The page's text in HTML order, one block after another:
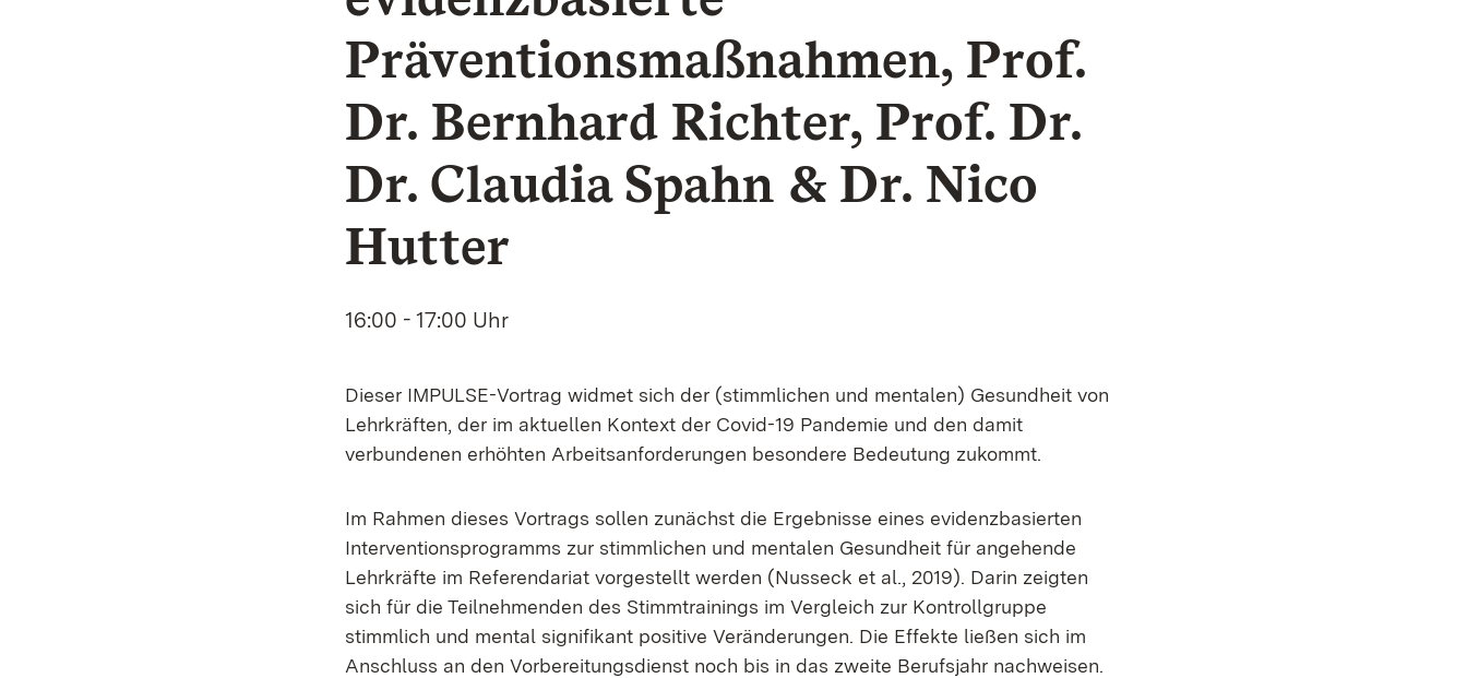
Präventionsmaßnahmen, Prof.
Dr. Bernhard Richter, Prof. Dr.
Dr. Claudia Spahn & Dr. Nico
Hutter
16:00 - 17:00 Uhr
Dieser IMPULSE-Vortrag widmet sich der (stimmlichen und mentalen) Gesundheit von
Lehrkräften, der im aktuellen Kontext der Covid-19 Pandemie und den damit
verbundenen erhöhten Arbeitsanforderungen besondere Bedeutung zukommt.
Im Rahmen dieses Vortrags sollen zunächst die Ergebnisse eines evidenzbasierten
Interventionsprogramms zur stimmlichen und mentalen Gesundheit für angehende
Lehrkräfte im Referendariat vorgestellt werden (Nusseck et al., 2019). Darin zeigten
sich für die Teilnehmenden des Stimmtrainings im Vergleich zur Kontrollgruppe
stimmlich und mental signifikant positive Veränderungen. Die Effekte ließen sich im
Anschluss an den Vorbereitungsdienst noch bis in das zweite Berufsjahr nachweisen.